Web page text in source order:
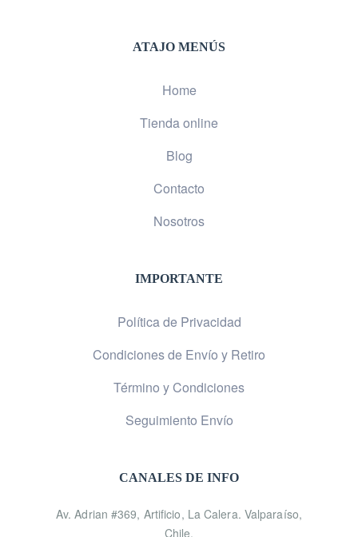
ATAJO MENÚS
Home
Tienda online
Blog
Contacto
Nosotros
IMPORTANTE
Política de Privacidad
Condiciones de Envío y Retiro
Término y Condiciones
Seguimiento Envío
CANALES DE INFO
Av. Adrian #369, Artificio, La Calera. Valparaíso,
Chile.